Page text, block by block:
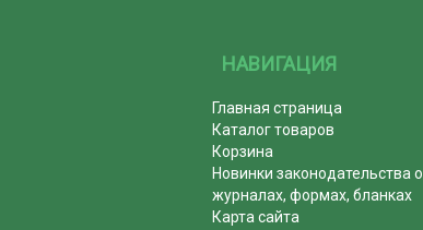
НАВИГАЦИЯ
Главная страница
Каталог товаров
Корзина
Новинки законодательства о
журналах, формах, бланках
Карта сайта